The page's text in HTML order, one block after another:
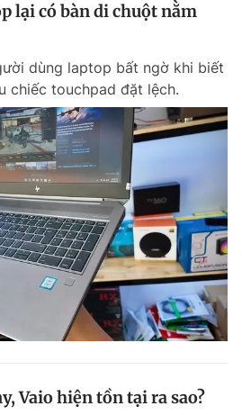
lại có bàn di chuột nằm
dùng laptop bất ngờ khi biết
chiếc touchpad đặt lệch.
Vaio hiện tồn tại ra sao?